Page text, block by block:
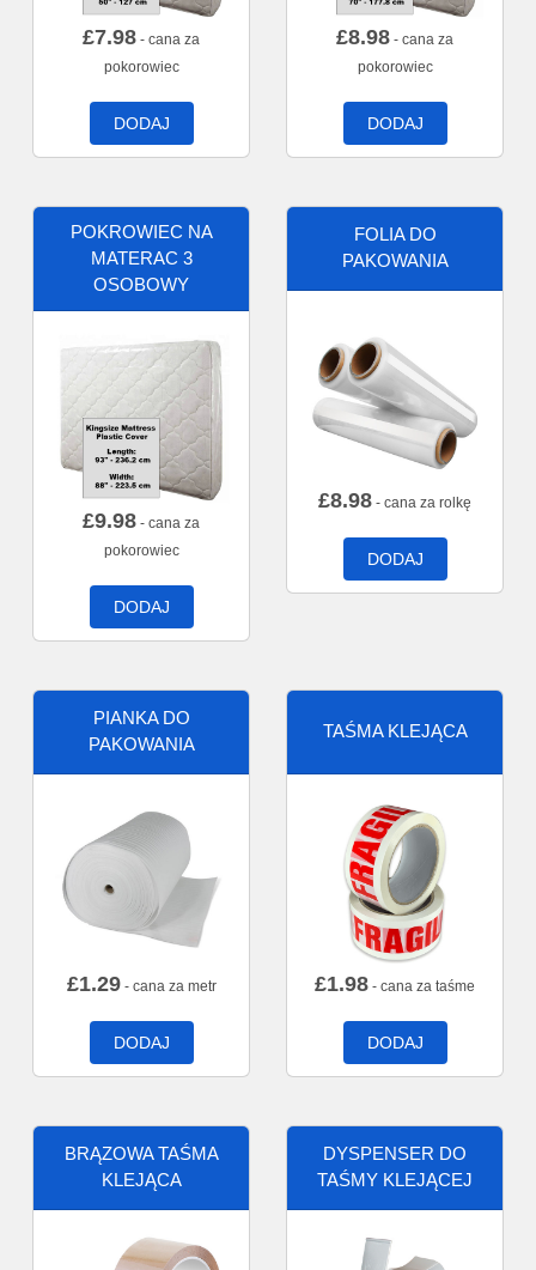
£7.98 - cana za
pokorowiec
DODAJ
£8.98 - cana za
pokorowiec
DODAJ
POKROWIEC NA
MATERAC 3
OSOBOWY
£9.98 - cana za
pokorowiec
DODAJ
FOLIA DO
PAKOWANIA
£8.98 - cana za rolkę
DODAJ
PIANKA DO
PAKOWANIA
£1.29- cana za metr
DODAJ
TAŚMA KLEJĄCA
£1.98 - cana za taśme
DODAJ
BRĄZOWA TAŚMA
KLEJĄCA
DYSPENSER DO
TAŚMY KLEJĄCEJ